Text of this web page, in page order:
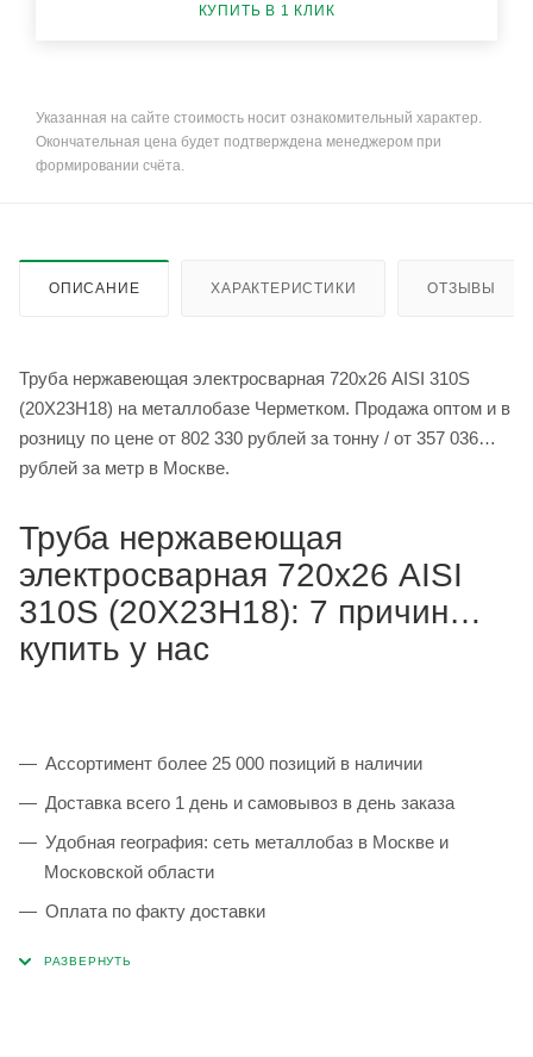
КУПИТЬ В 1 КЛИК
Указанная на сайте стоимость носит ознакомительный характер.
Окончательная цена будет подтверждена менеджером при
формировании счёта.
ОПИСАНИЕ ХАРАКТЕРИСТИКИ ОТЗЫВЫ
Труба нержавеющая электросварная 720х26 AISI 310S
(20Х23Н18) на металлобазе Черметком. Продажа оптом и в
розницу по цене от 802 330 рублей за тонну / от 357 036
рублей за метр в Москве.
Труба нержавеющая
электросварная 720х26 AISI
310S (20Х23Н18): 7 причин
купить у нас
Ассортимент более 25 000 позиций в наличии
Доставка всего 1 день и самовывоз в день заказа
Удобная география: сеть металлобаз в Москве и
Московской области
Оплата по факту доставки